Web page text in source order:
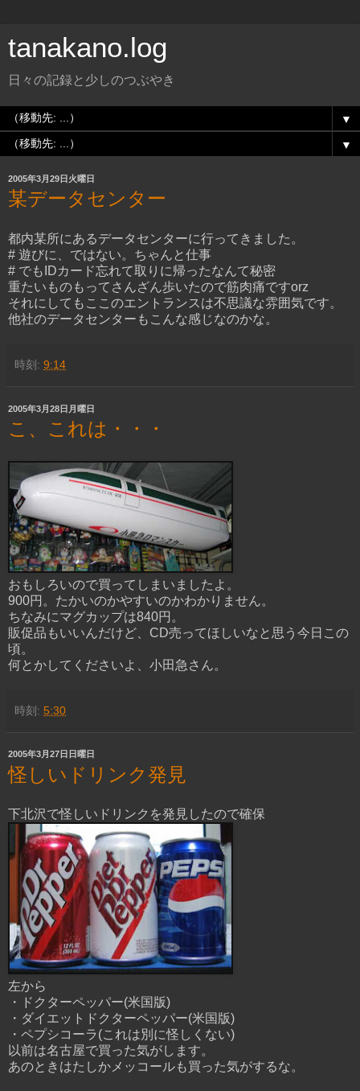
tanakano.log
日々の記録と少しのつぶやき
▼
▼
2005年3月29日火曜日
某データセンター
都内某所にあるデータセンターに行ってきました。
# 遊びに、ではない。ちゃんと仕事
# でもIDカード忘れて取りに帰ったなんて秘密
重たいものもってさんざん歩いたので筋肉痛ですorz
それにしてもここのエントランスは不思議な雰囲気です。
他社のデータセンターもこんな感じなのかな。
時刻: 9:14
2005年3月28日月曜日
こ、これは・・・
おもしろいので買ってしまいましたよ。
900円。たかいのかやすいのかわかりません。
ちなみにマグカップは840円。
販促品もいいんだけど、CD売ってほしいなと思う今日この
頃。
何とかしてくださいよ、小田急さん。
時刻: 5:30
2005年3月27日日曜日
怪しいドリンク発見
下北沢で怪しいドリンクを発見したので確保
左から
・ドクターペッパー(米国版)
・ダイエットドクターペッパー(米国版)
・ペプシコーラ(これは別に怪しくない)
以前は名古屋で買った気がします。
あのときはたしかメッコールも買った気がするな。